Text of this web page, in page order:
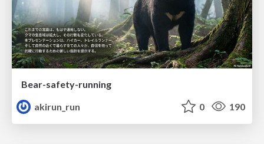
Bear-safety-running
akirun_run
0 190